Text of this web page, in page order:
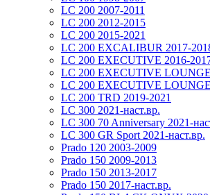
LC 200 2007-2011
LC 200 2012-2015
LC 200 2015-2021
LC 200 EXCALIBUR 2017-
LC 200 EXECUTIVE 2016-
LC 200 EXECUTIVE
LC 200 EXECUTIVE LOUNGE
LC 200 TRD 2019-2021
LC 300 2021-наст.вр.
LC 300 70 Anniversary 2021-
LC 300 GR Sport 2021-наст.вр.
Prado 120 2003-2009
Prado 150 2009-2013
Prado 150 2013-2017
Prado 150 2017-наст.вр.